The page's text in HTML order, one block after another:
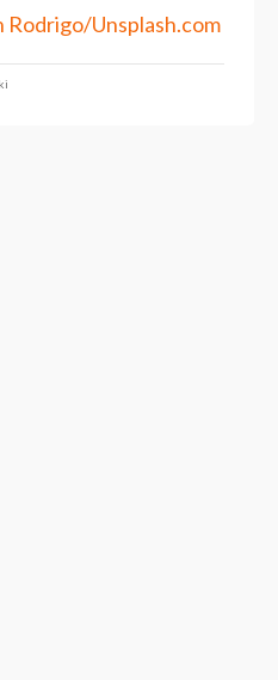
Rodrigo/Unsplash.com